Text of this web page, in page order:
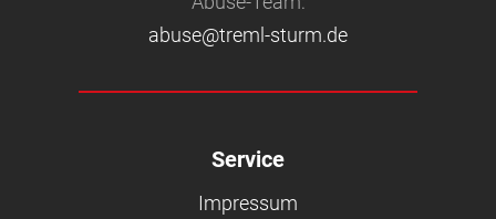
abuse@treml-sturm.de
Service
Impressum